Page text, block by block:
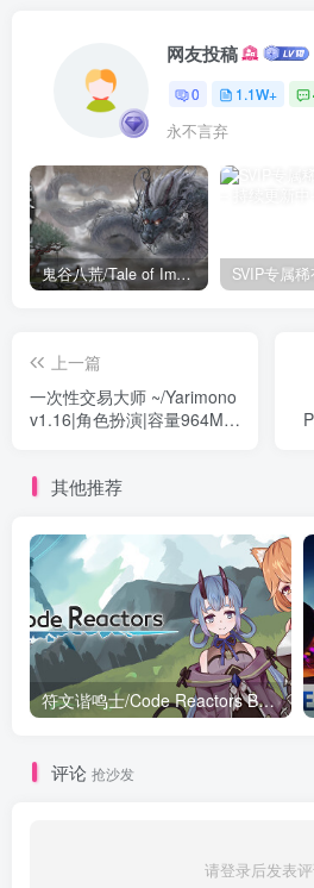
网友投稿
0 1.1W+
永不言弃
鬼谷八荒/Tale of Immortal v1.2.105.259|角色扮演|容量27.4GB|免安装绿色中文版
上一篇
一次性交易大师 ~/Yarimono
v1.16|角色扮演|容量964MB|
其他推荐
符文谐鸣士/Code Reactors Build.18165237|动作冒险|容量1.4GB|免安装绿色中文版
评论 抢沙发
请登录后发表